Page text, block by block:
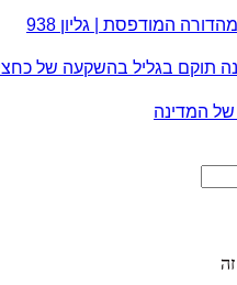
המודפסת | גליון 938
תוקם בגליל בהשקעה של
של המדינה